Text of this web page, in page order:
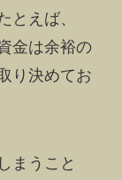
とえば、
金は余裕の
り決めてお
まうこと